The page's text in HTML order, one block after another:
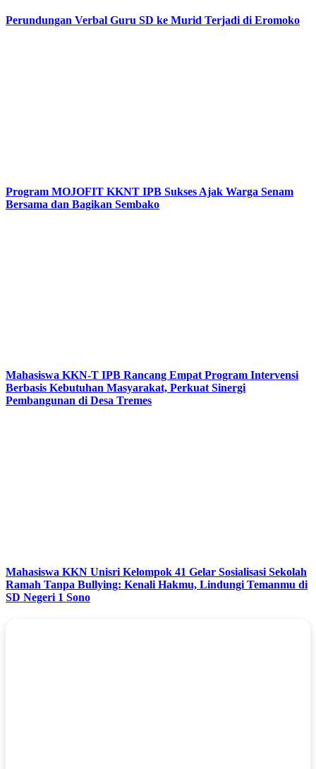
Perundungan Verbal Guru SD ke Murid Terjadi di Eromoko
Program MOJOFIT KKNT IPB Sukses Ajak Warga Senam
Bersama dan Bagikan Sembako
Mahasiswa KKN-T IPB Rancang Empat Program Intervensi
Berbasis Kebutuhan Masyarakat, Perkuat Sinergi
Pembangunan di Desa Tremes
Mahasiswa KKN Unisri Kelompok 41 Gelar Sosialisasi Sekolah
Ramah Tanpa Bullying: Kenali Hakmu, Lindungi Temanmu di
SD Negeri 1 Sono